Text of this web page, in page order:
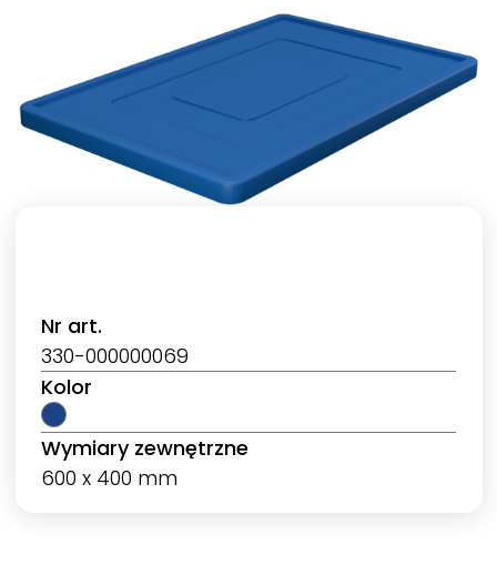
Nr art.
330-000000069
Kolor
Wymiary zewnętrzne
600 x 400 mm